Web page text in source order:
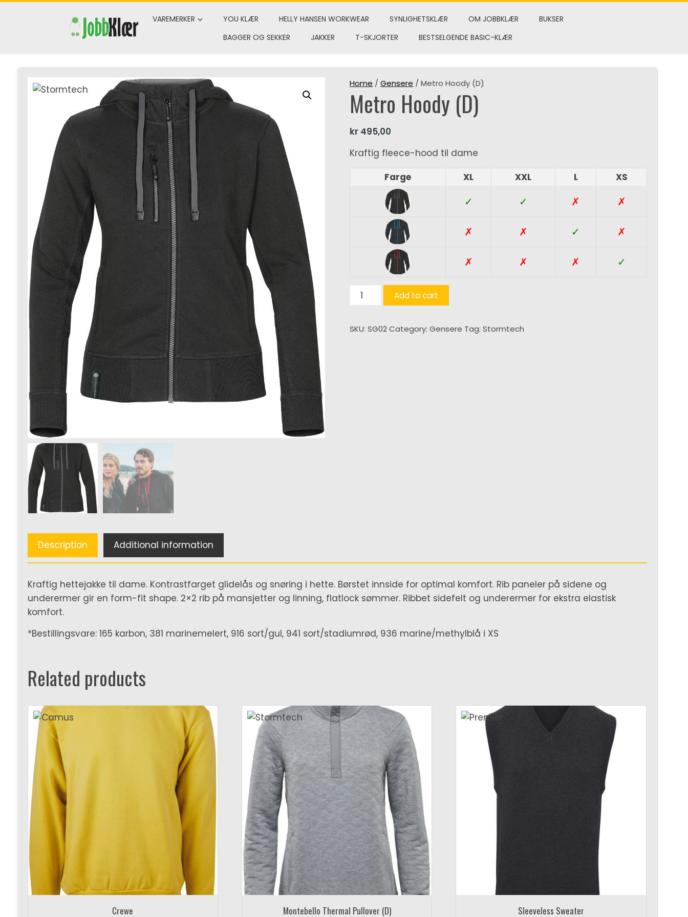
Skip
VAREMERKER YOU KLÆR HELLY HANSEN WORKWEAR SYNLIGHETSKLÆR OM JOBBKLÆR
BUKSER
BAGGER OG SEKKER
JAKKER T-SKJORTER BESTSELGENDE BASIC-KLÆR
Home /Gensere / Metro Hoody (D)
Metro Hoody (D)
kr 495,00
Kraftig fleece-hood til dame
Farge
XL XXL L XS
✓ ✓ ✗ ✗
✗ ✗ ✓ ✗
✗ ✗ ✗ ✓
Metro
quantity
Add to cart
SKU:SG02 Category:Gensere Tag:Stormtech
Description Additional information
Kraftig hettejakke til dame. Kontrastfarget glidelås og snøring i hette. Børstet innside for optimal komfort. Rib paneler på sidene og
underermer gir en form-fit shape. 2×2 rib på mansjetter og linning, flatlock sømmer. Ribbet sidefelt og underermer for ekstra elastisk
komfort.
*Bestillingsvare: 165 karbon, 381 marinemelert, 916 sort/gul, 941 sort/stadiumrød, 936 marine/methylblå i XS
Related products
Crewe Montebello Thermal Pullover (D) Sleeveless Sweater